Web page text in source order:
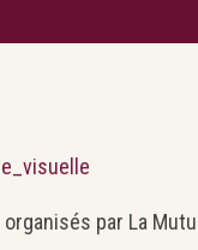
par La